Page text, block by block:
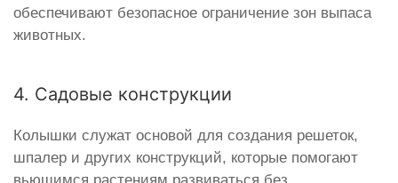
обеспечивают безопасное ограничение зон выпаса
животных.
4. Садовые конструкции
Колышки служат основой для создания решеток,
шпалер и других конструкций, которые помогают